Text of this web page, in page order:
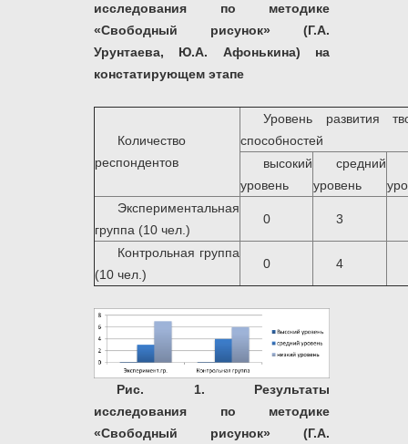
исследования по методике
«Свободный рисунок» (Г.А.
Урунтаева, Ю.А. Афонькина) на
констатирующем этапе
Количество
респондентов
Уровень развития
способностей
высокий
уровень
средний
уровень
Экспериментальная
группа (10 чел.)
0 3
Контрольная группа
(10 чел.)
0 4
Рис. 1. Результаты
исследования по методике
«Свободный рисунок» (Г.А.